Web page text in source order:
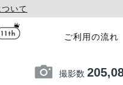
いて
ご利用の流れ
撮影数